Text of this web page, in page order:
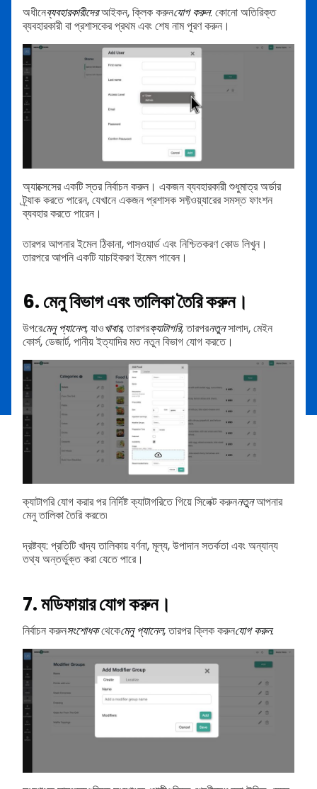
অধীনেব্যবহারকারীদেরআইকন, ক্লিক করুনযোগ করুন. কোনো অতিরিক্ত
ব্যবহারকারী বা প্রশাসকের প্রথম এবং শেষ নাম পূরণ করুন।
অ্যাক্সেসের একটি স্তর নির্বাচন করুন। একজন ব্যবহারকারী শুধুমাত্র অর্ডার
ট্র্যাক করতে পারেন, যেখানে একজন প্রশাসক সফ্টওয়্যারের সমস্ত ফাংশন
ব্যবহার করতে পারেন।
তারপর আপনার ইমেল ঠিকানা, পাসওয়ার্ড এবং নিশ্চিতকরণ কোড লিখুন।
তারপরে আপনি একটি যাচাইকরণ ইমেল পাবেন।
6. মেনু বিভাগ এবং তালিকা তৈরি করুন।
উপরেমেনু প্যানেল, যাওখাবার, তারপরক্যাটাগরি, তারপরনতুনসালাদ, মেইন
কোর্স, ডেজার্ট, পানীয় ইত্যাদির মত নতুন বিভাগ যোগ করতে।
ক্যাটাগরি যোগ করার পর নির্দিষ্ট ক্যাটাগরিতে গিয়ে সিলেক্ট করুননতুনআপনার
মেনু তালিকা তৈরি করতে৷
দ্রষ্টব্য: প্রতিটি খাদ্য তালিকায় বর্ণনা, মূল্য, উপাদান সতর্কতা এবং অন্যান্য
তথ্য অন্তর্ভুক্ত করা যেতে পারে।
7. মডিফায়ার যোগ করুন।
নির্বাচন করুনসংশোধকথেকেমেনু প্যানেল, তারপর ক্লিক করুনযোগ করুন.